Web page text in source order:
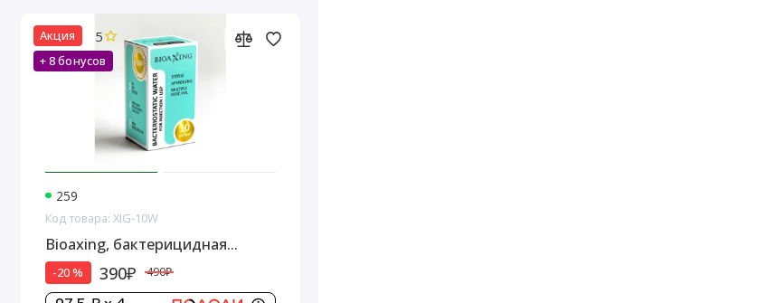
Акция
+ 8 бонусов
5
259
Код товара: XIG-10W
Bioaxing, бактерицидная
вода,1 стеклянный флакон, 10
мл
-20 % 390₽ 490₽